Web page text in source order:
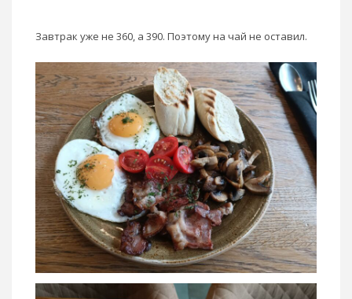
Завтрак уже не 360, а 390. Поэтому на чай не оставил.